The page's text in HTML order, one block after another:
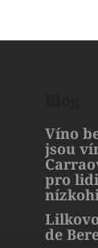
Víno
jsou
pro
de